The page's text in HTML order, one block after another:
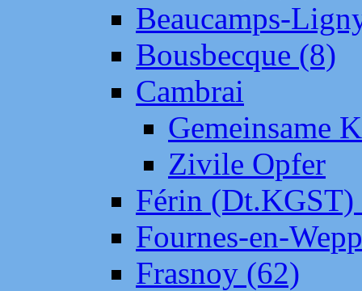
Beaucamps-
Bousbecque (8)
Cambrai
Gemeinsame
Zivile Opfer
Férin (Dt.KGST)
Fournes-en-
Frasnoy (62)